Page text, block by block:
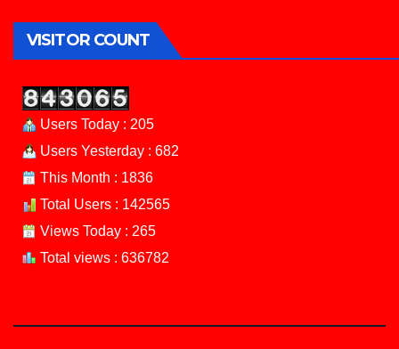
VISITOR COUNT
Users Today : 205
Users Yesterday : 682
This Month : 1836
Total Users : 142565
Views Today : 265
Total views : 636782